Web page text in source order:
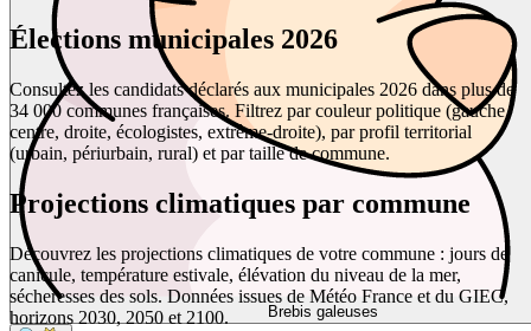
Brebis galeuses
Élections municipales 2026
Consultez les candidats déclarés aux municipales 2026 dans plus de
34 000 communes françaises. Filtrez par couleur politique (gauche,
centre, droite, écologistes, extrême-droite), par profil territorial
(urbain, périurbain, rural) et par taille de commune.
Projections climatiques par commune
Découvrez les projections climatiques de votre commune : jours de
canicule, température estivale, élévation du niveau de la mer,
sécheresses des sols. Données issues de Météo France et du GIEC,
horizons 2030, 2050 et 2100.